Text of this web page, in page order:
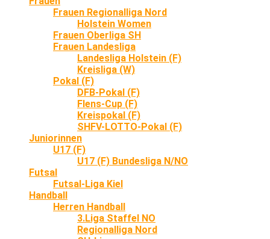
Frauen Regionalliga Nord
Holstein Women
Frauen Oberliga SH
Frauen Landesliga
Landesliga Holstein (F)
Kreisliga (W)
Pokal (F)
DFB-Pokal (F)
Flens-Cup (F)
Kreispokal (F)
SHFV-LOTTO-Pokal (F)
Juniorinnen
U17 (F)
U17 (F) Bundesliga N/NO
Futsal
Futsal-Liga Kiel
Handball
Herren Handball
3.Liga Staffel NO
Regionalliga Nord